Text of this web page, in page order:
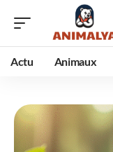
Actu Animaux